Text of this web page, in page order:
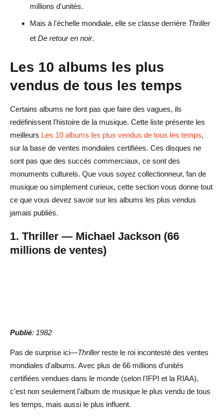
millions d'unités.
Mais à l'échelle mondiale, elle se classe derrière Thriller
et De retour en noir.
Les 10 albums les plus
vendus de tous les temps
Certains albums ne font pas que faire des vagues, ils
redéfinissent l'histoire de la musique. Cette liste présente les
meilleurs Les 10 albums les plus vendus de tous les temps,
sur la base de ventes mondiales certifiées. Ces disques ne
sont pas que des succès commerciaux, ce sont des
monuments culturels. Que vous soyez collectionneur, fan de
musique ou simplement curieux, cette section vous donne tout
ce que vous devez savoir sur les albums les plus vendus
jamais publiés.
1. Thriller — Michael Jackson (66
millions de ventes)
Publié: 1982
Pas de surprise ici—Thrillerreste le roi incontesté des ventes
mondiales d'albums. Avec plus de 66 millions d'unités
certifiées vendues dans le monde (selon l'IFPI et la RIAA),
c'est non seulement l'album de musique le plus vendu de tous
les temps, mais aussi le plus influent.